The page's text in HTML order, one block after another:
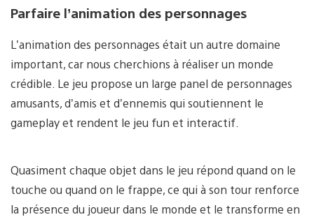
Parfaire l’animation des personnages
L’animation des personnages était un autre domaine
important, car nous cherchions à réaliser un monde
crédible. Le jeu propose un large panel de personnages
amusants, d’amis et d’ennemis qui soutiennent le
gameplay et rendent le jeu fun et interactif.
Quasiment chaque objet dans le jeu répond quand on le
touche ou quand on le frappe, ce qui à son tour renforce
la présence du joueur dans le monde et le transforme en